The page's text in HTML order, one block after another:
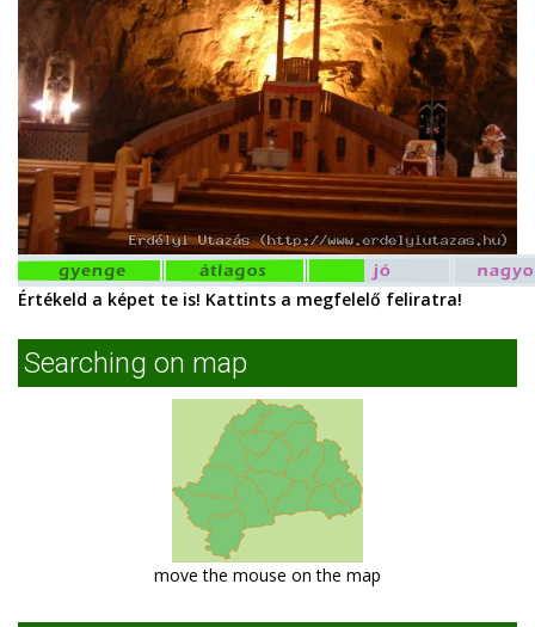
Értékeld a képet te is! Kattints a megfelelő feliratra!
Searching on map
move the mouse on the map